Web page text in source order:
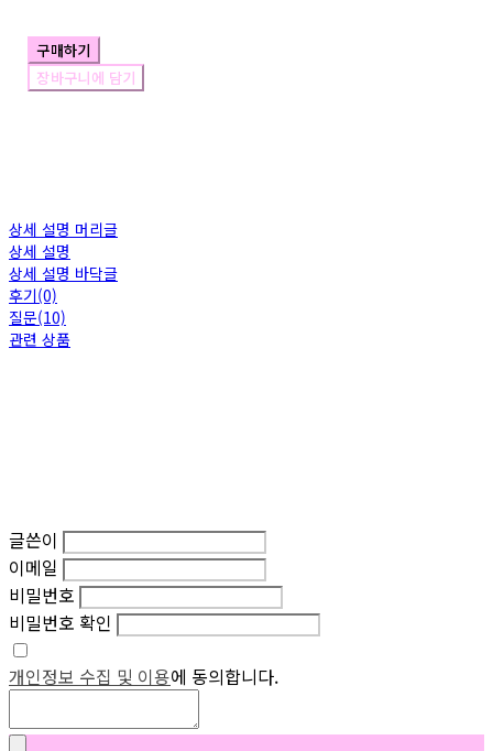
구매하기
장바구니에 담기
상세 설명 머리글
상세 설명
상세 설명 바닥글
후기(0)
질문(10)
관련 상품
글쓴이
이메일
비밀번호
비밀번호 확인
개인정보 수집 및 이용에 동의합니다.